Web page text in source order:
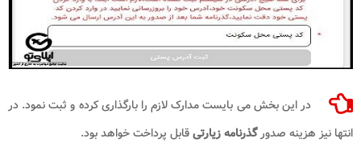
در این بخش می بایست مدارک لازم را بارگذاری کرده و ثبت نمود. در
انتها نیز هزینه صدورگذرنامه زیارتیقابل پرداخت خواهد بود.